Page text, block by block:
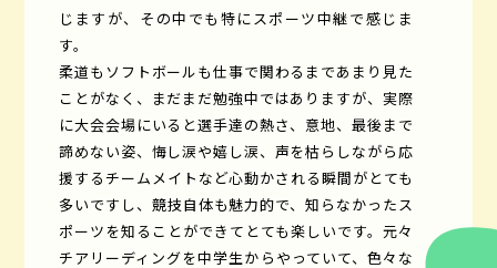
じますが、その中でも特にスポーツ中継で感じま
す。
柔道もソフトボールも仕事で関わるまであまり見た
ことがなく、まだまだ勉強中ではありますが、実際
に大会会場にいると選手達の熱さ、意地、最後まで
諦めない姿、悔し涙や嬉し涙、声を枯らしながら応
援するチームメイトなど心動かされる瞬間がとても
多いですし、競技自体も魅力的で、知らなかったス
ポーツを知ることができてとても楽しいです。元々
チアリーディングを中学生からやっていて、色々な